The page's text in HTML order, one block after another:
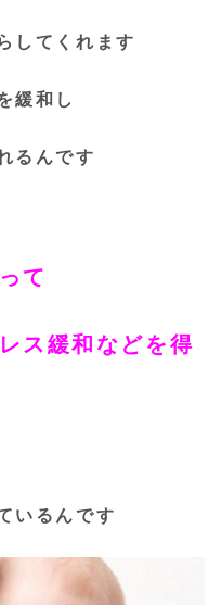
してくれます
緩和し
るんです
て
ス緩和などを得
いるんです